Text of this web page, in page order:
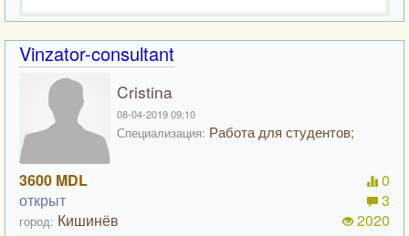
Vinzator-consultant
Cristina
08-04-2019 09:10
Специализация: Работа для студентов;
3600 MDL
открыт
город: Кишинёв
0
3
2020